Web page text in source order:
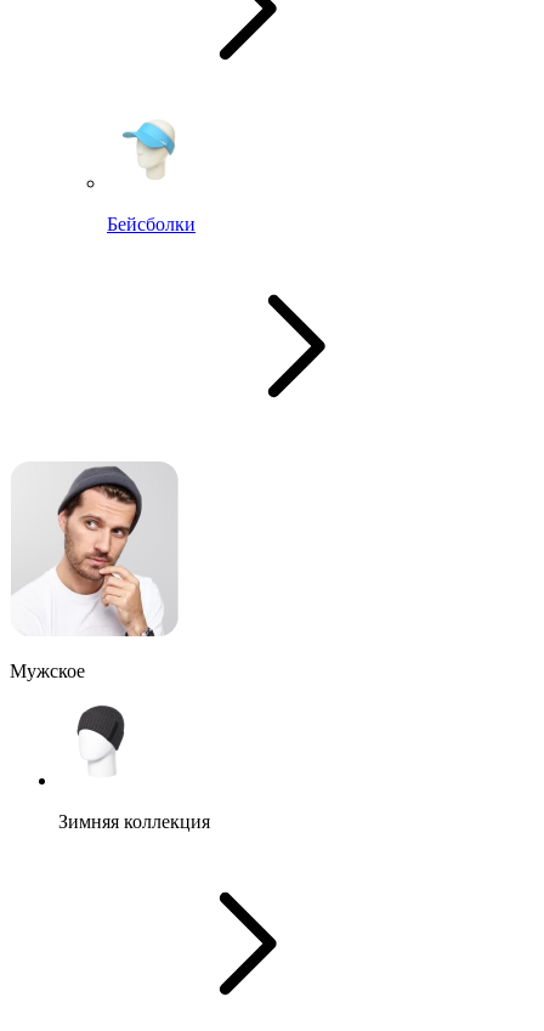
Бейсболки
Мужское
Зимняя коллекция